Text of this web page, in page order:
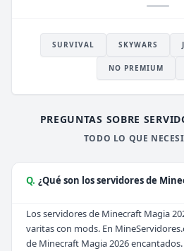
SURVIVAL SKYWARS
NO PREMIUM
PREGUNTAS SOBRE
TODO LO QUE
Q. ¿Qué son los servidores de
Los servidores de Minecraft Magia
varitas con mods. En
de Minecraft Magia 2026